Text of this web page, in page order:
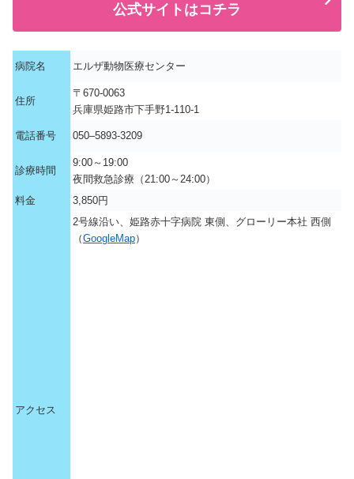
公式サイトはコチラ
病院名 エルザ動物医療センター
住所
〒670-0063
兵庫県姫路市下手野1-110-1
電話番号 050–5893-3209
診療時間
9:00～19:00
夜間救急診療（21:00～24:00）
料金
3,850円
アクセス
2号線沿い、姫路赤十字病院 東側、グローリー本社 西側
（GoogleMap）